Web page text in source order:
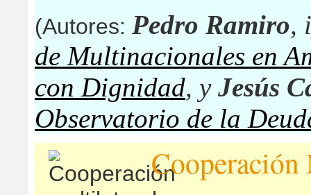
(Autores: Pedro Ramiro,
de Multinacionales en
con Dignidad, y Jesús
Observatorio de la